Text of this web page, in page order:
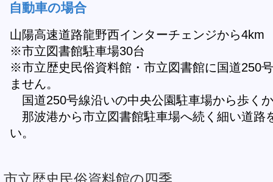
自動車の場合
山陽高速道路龍野西インターチェンジから4km
※市立図書館駐車場30台
※市立歴史民俗資料館・市立図書館に国道250
ません。
国道250号線沿いの中央公園駐車場から歩く
那波港から市立図書館駐車場へ続く細い道路
い。